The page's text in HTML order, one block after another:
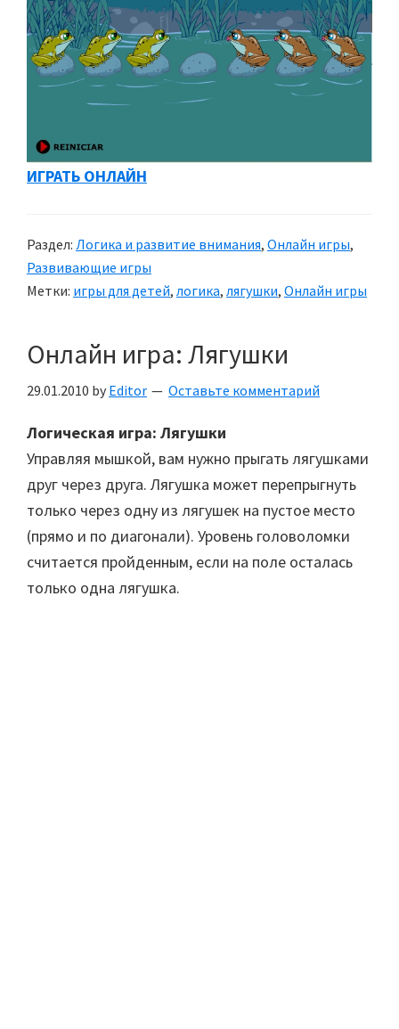
ИГРАТЬ ОНЛАЙН
Раздел: Логика и развитие внимания, Онлайн игры,
Развивающие игры
Метки: игры для детей, логика, лягушки, Онлайн игры
Онлайн игра: Лягушки
29.01.2010 by Editor Оставьте комментарий
Логическая игра: Лягушки
Управляя мышкой, вам нужно прыгать лягушками
друг через друга. Лягушка может перепрыгнуть
только через одну из лягушек на пустое место
(прямо и по диагонали). Уровень головоломки
считается пройденным, если на поле осталась
только одна лягушка.